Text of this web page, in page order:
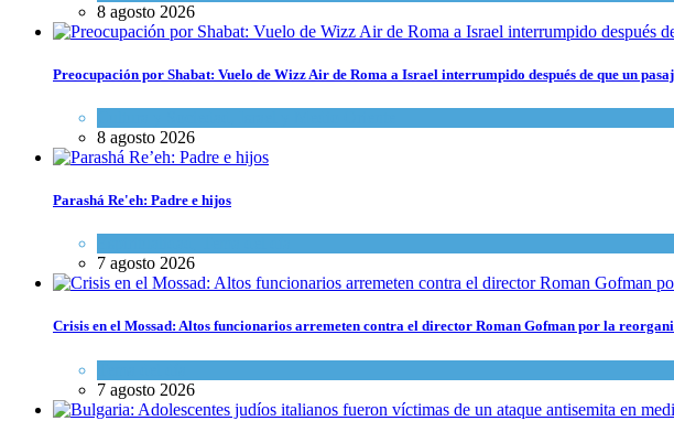
8 agosto 2026
Preocupación por Shabat: Vuelo de Wizz Air de Roma a Israel interrumpido después de que un
8 agosto 2026
Parashá Re'eh: Padre e hijos
7 agosto 2026
Crisis en el Mossad: Altos funcionarios arremeten contra el director Roman Gofman por la
7 agosto 2026